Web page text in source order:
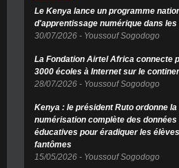
Le Kenya lance un programme
d'apprentissage numérique dans les
30/07/2026 - Youssouf Sogodogo
La Fondation Airtel Africa connecte
3000 écoles à Internet sur le
28/07/2026 - Youssouf Sogodogo
Kenya : le président Ruto ordonne la
numérisation complète des données
éducatives pour éradiquer les élèves
fantômes
15/05/2026 - Youssouf Sogodogo